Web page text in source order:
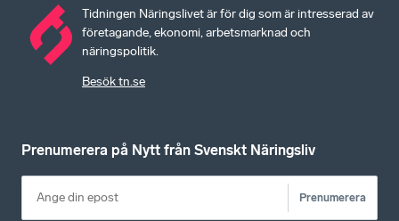
Tidningen Näringslivet är för dig som är intresserad av
företagande, ekonomi, arbetsmarknad och
näringspolitik.
Besök tn.se
Prenumerera på Nytt från Svenskt Näringsliv
Prenumerera